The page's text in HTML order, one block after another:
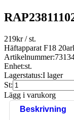
219kr/ st.
Häftapparat F18
Artikelnummer:
Enhet:st.
Lagerstatus:I lager
St:
Lägg i varukorg
Beskrivning